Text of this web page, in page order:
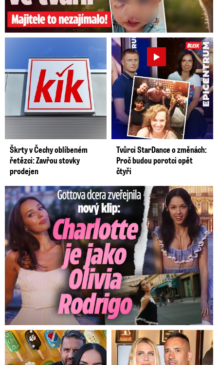
Škrty v Čechy oblíbeném
řetězci: Zavřou stovky
prodejen
Tvůrci StarDance o změnách:
Proč budou porotci opět
čtyři
Gottova dcera zveřejnila nový klip: Je jako Olivie Rodrigo!